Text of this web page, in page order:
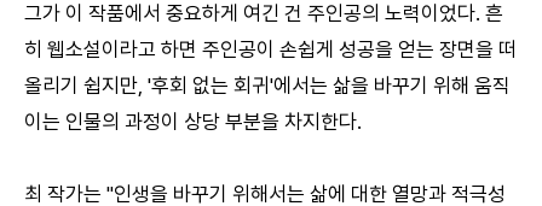
그가 이 작품에서 중요하게 여긴 건 주인공의 노력이었다. 흔
히 웹소설이라고 하면 주인공이 손쉽게 성공을 얻는 장면을 떠
올리기 쉽지만, '후회 없는 회귀'에서는 삶을 바꾸기 위해 움직
이는 인물의 과정이 상당 부분을 차지한다.
최 작가는 "인생을 바꾸기 위해서는 삶에 대한 열망과 적극성